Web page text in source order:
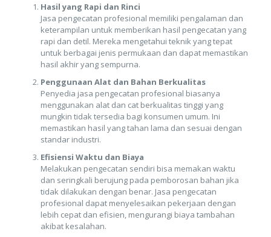
Hasil yang Rapi dan Rinci
Jasa pengecatan profesional memiliki pengalaman dan
keterampilan untuk memberikan hasil pengecatan yang
rapi dan detil. Mereka mengetahui teknik yang tepat
untuk berbagai jenis permukaan dan dapat memastikan
hasil akhir yang sempurna.
Penggunaan Alat dan Bahan Berkualitas
Penyedia jasa pengecatan profesional biasanya
menggunakan alat dan cat berkualitas tinggi yang
mungkin tidak tersedia bagi konsumen umum. Ini
memastikan hasil yang tahan lama dan sesuai dengan
standar industri.
Efisiensi Waktu dan Biaya
Melakukan pengecatan sendiri bisa memakan waktu
dan seringkali berujung pada pemborosan bahan jika
tidak dilakukan dengan benar. Jasa pengecatan
profesional dapat menyelesaikan pekerjaan dengan
lebih cepat dan efisien, mengurangi biaya tambahan
akibat kesalahan.